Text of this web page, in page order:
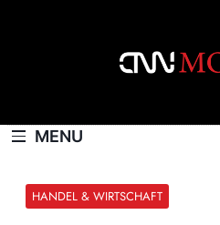
MENU
HANDEL & WIRTSCHAFT